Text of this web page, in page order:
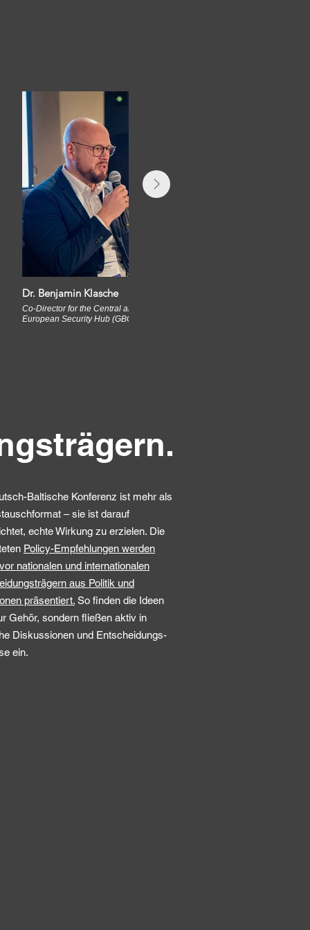
Dr. Benjamin Klasche
Co-Director for the Central and Eastern
European Security Hub (GBC Riga 2025)
Baltische Konferenz ist mehr als
– sie ist darauf
echte Wirkung zu erzielen. Die
Policy-Empfehlungen werden
nationalen und internationalen
aus Politik und
präsentiert. So finden die Ideen
Gehör, sondern fließen aktiv in
Diskussionen und Entscheidungs-
ein.